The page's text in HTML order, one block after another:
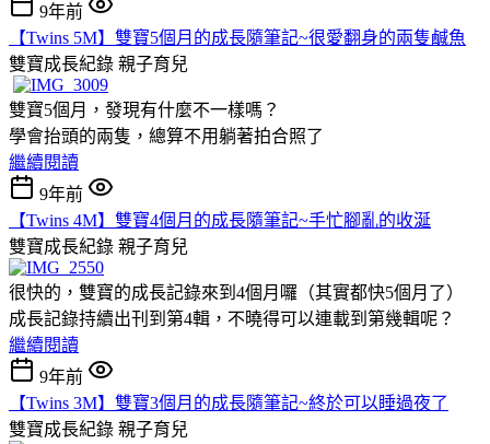
9年前
【Twins 5M】雙寶5個月的成長隨筆記~很愛翻身的兩隻鹹魚
雙寶成長紀錄 親子育兒
雙寶5個月，發現有什麼不一樣嗎？
學會抬頭的兩隻，總算不用躺著拍合照了
繼續閱讀
9年前
【Twins 4M】雙寶4個月的成長隨筆記~手忙腳亂的收涎
雙寶成長紀錄 親子育兒
很快的，雙寶的成長記錄來到4個月囉（其實都快5個月了）
成長記錄持續出刊到第4輯，不曉得可以連載到第幾輯呢？
繼續閱讀
9年前
【Twins 3M】雙寶3個月的成長隨筆記~終於可以睡過夜了
雙寶成長紀錄 親子育兒